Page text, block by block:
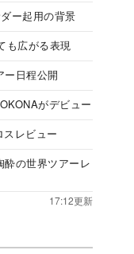
ー起用の背景
も広がる表現
ー日程公開
がデビュー
レビュー
の世界ツアーレ
17:12更新